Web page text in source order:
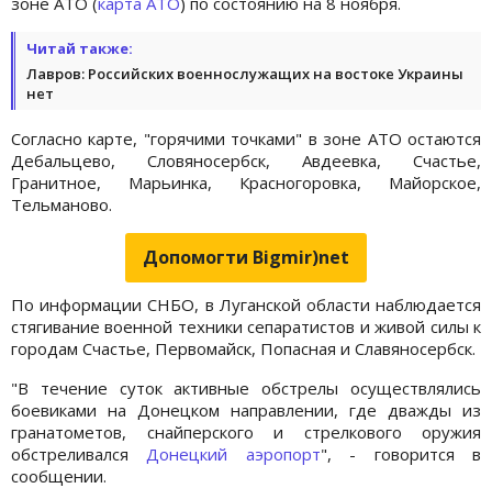
Читай также:
Лавров: Российских военнослужащих на востоке Украины
нет
Согласно карте, "горячими точками" в зоне АТО остаются
Дебальцево, Словяносербск, Авдеевка, Счастье,
Гранитное, Марьинка, Красногоровка, Майорское,
Тельманово.
Допомогти Bigmir)net
По информации СНБО, в Луганской области наблюдается
стягивание военной техники сепаратистов и живой силы к
городам Счастье, Первомайск, Попасная и Славяносербск.
"В течение суток активные обстрелы осуществлялись
боевиками на Донецком направлении, где дважды из
гранатометов, снайперского и стрелкового оружия
обстреливался Донецкий аэропорт", - говорится в
сообщении.